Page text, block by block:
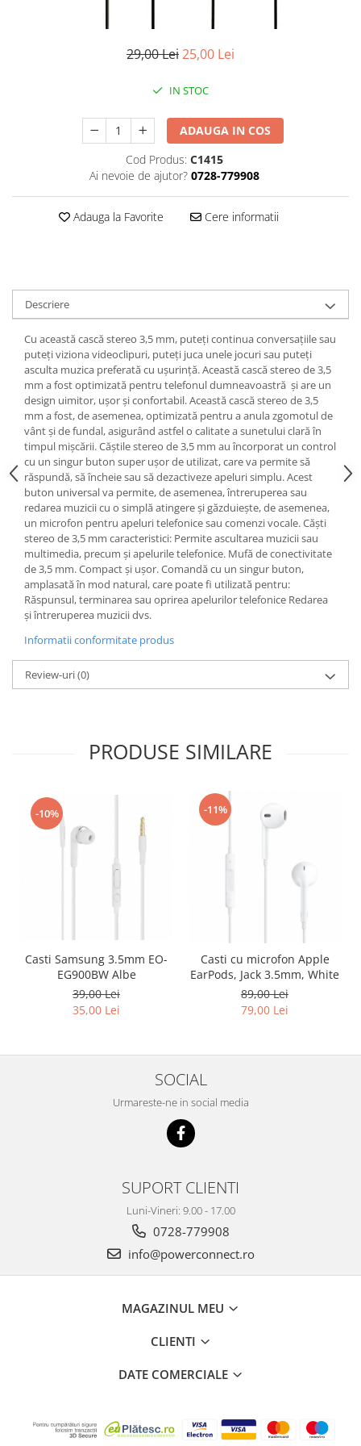
29,00 Lei25,00 Lei
IN STOC
ADAUGA IN COS
Cod Produs: C1415
Ai nevoie de ajutor? 0728-779908
Adauga la Favorite Cere informatii
Descriere
Cu această cască stereo 3,5 mm, puteți continua conversațiile sau
puteți viziona videoclipuri, puteți juca unele jocuri sau puteți
asculta muzica preferată cu ușurință. Această cască stereo de 3,5
mm a fost optimizată pentru telefonul dumneavoastră și are un
design uimitor, ușor și confortabil. Această cască stereo de 3,5
mm a fost, de asemenea, optimizată pentru a anula zgomotul de
vânt și de fundal, asigurând astfel o calitate a sunetului clară în
timpul mișcării. Căștile stereo de 3,5 mm au încorporat un control
cu ​​un singur buton super ușor de utilizat, care va permite să
răspundă, să încheie sau să dezactiveze apeluri simplu. Acest
buton universal va permite, de asemenea, întreruperea sau
redarea muzicii cu o simplă atingere și găzduiește, de asemenea,
un microfon pentru apeluri telefonice sau comenzi vocale. Căști
stereo de 3,5 mm caracteristici: Permite ascultarea muzicii sau
multimedia, precum și apelurile telefonice. Mufă de conectivitate
de 3,5 mm. Compact și ușor. Comandă cu un singur buton,
amplasată în mod natural, care poate fi utilizată pentru:
Răspunsul, terminarea sau oprirea apelurilor telefonice Redarea
și întreruperea muzicii dvs.
Informatii conformitate produs
Review-uri(0)
PRODUSE SIMILARE
-10%
Casti Samsung 3.5mm EO-
EG900BW Albe
39,00 Lei
35,00 Lei
-11%
Casti cu microfon Apple
EarPods, Jack 3.5mm, White
89,00 Lei
79,00 Lei
SOCIAL
Urmareste-ne in social media
SUPORT CLIENTI
Luni-Vineri: 9.00 - 17.00
0728-779908
info@powerconnect.ro
MAGAZINUL MEU
CLIENTI
DATE COMERCIALE